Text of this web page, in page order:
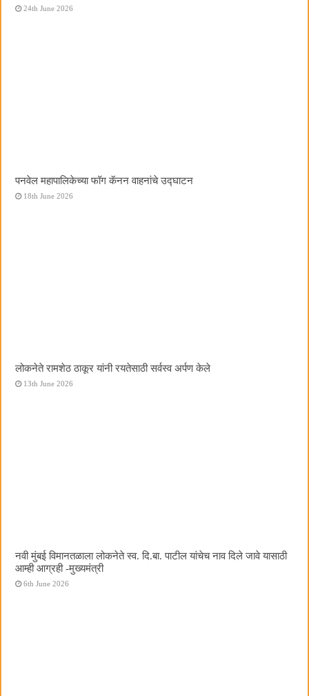
24th June 2026
पनवेल महापालिकेच्या फॉग कॅनन वाहनांचे उद्घाटन
18th June 2026
लोकनेते रामशेठ ठाकूर यांनी रयतेसाठी सर्वस्व अर्पण केले
13th June 2026
नवी मुंबई विमानतळाला लोकनेते स्व. दि.बा. पाटील यांचेच नाव दिले जावे यासाठी
आम्ही आग्रही -मुख्यमंत्री
6th June 2026